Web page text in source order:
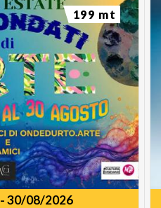
-30/08/2026
199 mt